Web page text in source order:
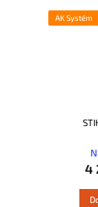
AK Systém
4